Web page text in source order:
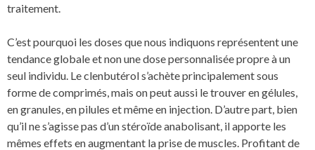
traitement.
C’est pourquoi les doses que nous indiquons représentent une
tendance globale et non une dose personnalisée propre à un
seul individu. Le clenbutérol s’achète principalement sous
forme de comprimés, mais on peut aussi le trouver en gélules,
en granules, en pilules et même en injection. D’autre part, bien
qu’il ne s’agisse pas d’un stéroïde anabolisant, il apporte les
mêmes effets en augmentant la prise de muscles. Profitant de